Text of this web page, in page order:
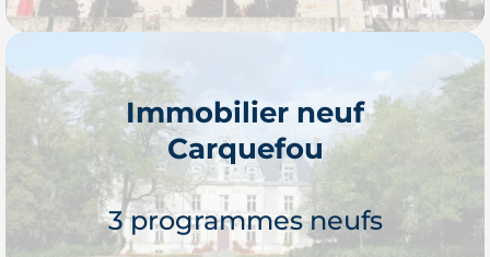
Je découvre
Immobilier neuf
Carquefou
3 programmes neufs